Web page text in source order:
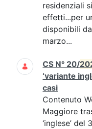
residenziali
effetti...per
disponibili
marzo...
CS N° 20/
‘variante
casi
Contenuto
Maggiore
‘inglese’ del